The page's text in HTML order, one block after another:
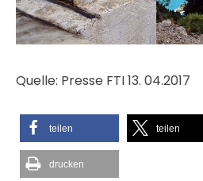
Quelle: Presse FTI 13. 04.2017
teilen teilen
drucken